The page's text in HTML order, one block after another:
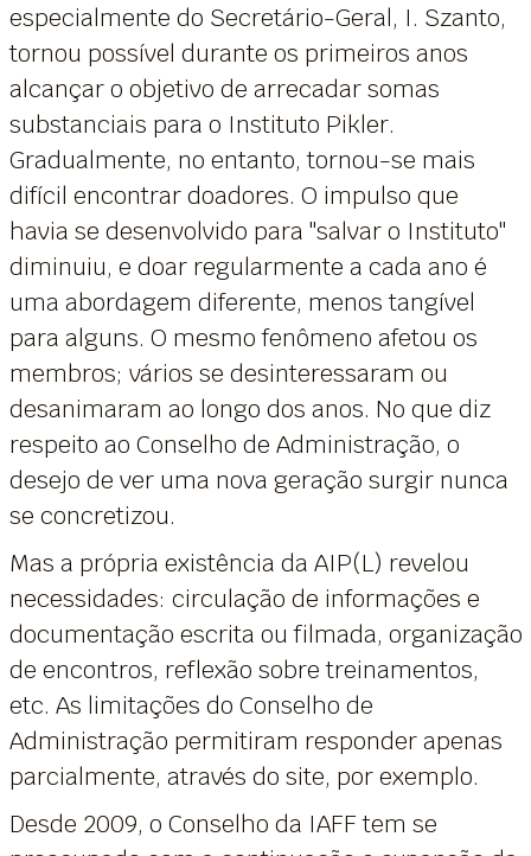
especialmente do Secretário-Geral, I. Szanto,
tornou possível durante os primeiros anos
alcançar o objetivo de arrecadar somas
substanciais para o Instituto Pikler.
Gradualmente, no entanto, tornou-se mais
difícil encontrar doadores. O impulso que
havia se desenvolvido para "salvar o Instituto"
diminuiu, e doar regularmente a cada ano é
uma abordagem diferente, menos tangível
para alguns. O mesmo fenômeno afetou os
membros; vários se desinteressaram ou
desanimaram ao longo dos anos. No que diz
respeito ao Conselho de Administração, o
desejo de ver uma nova geração surgir nunca
se concretizou.
Mas a própria existência da AIP(L) revelou
necessidades: circulação de informações e
documentação escrita ou filmada, organização
de encontros, reflexão sobre treinamentos,
etc. As limitações do Conselho de
Administração permitiram responder apenas
parcialmente, através do site, por exemplo.
Desde 2009, o Conselho da IAFF tem se